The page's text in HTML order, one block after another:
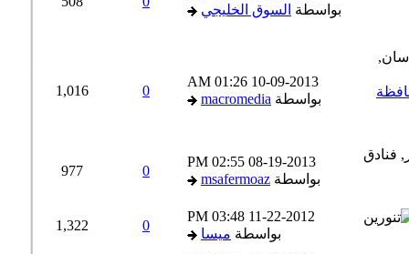
بواسطةالسوق الخليجي
10-09-2013
01:26 AM
بواسطةmacromedia
1,016
08-19-2013
02:55 PM
بواسطةmsafermoaz
977
11-22-2012
03:48 PM
بواسطةميسا
1,322